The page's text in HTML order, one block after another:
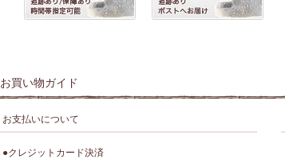
お買い物ガイド
お支払いについて
●クレジットカード決済